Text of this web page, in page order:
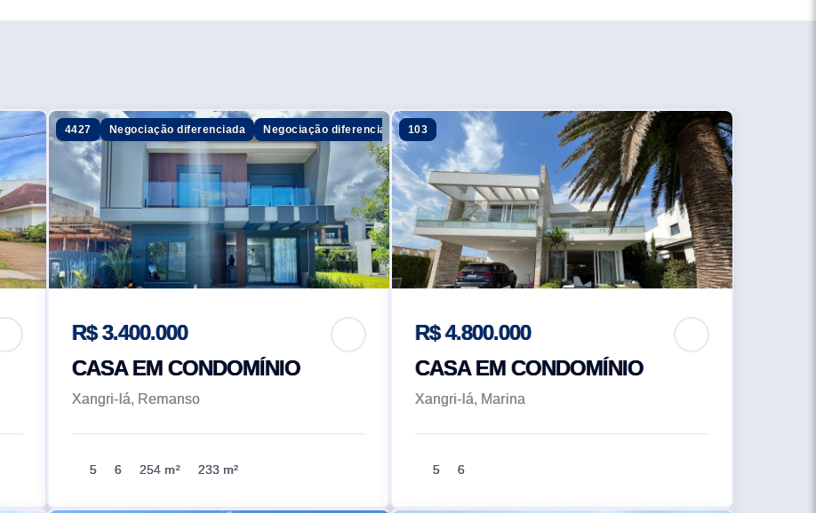
4427 Negociação diferenciada Negociação diferenciada
R$ 3.400.000
CASA EM CONDOMÍNIO
Xangri-lá, Remanso
5 6 254 m² 233 m²
103
R$ 4.800.000
CASA EM CONDOMÍNIO
Xangri-lá, Marina
5 6